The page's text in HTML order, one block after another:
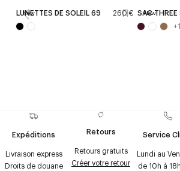
New
LUNETTES DE SOLEIL 69 260 € New
SAC THREE
+1
Expéditions
Livraison express
Droits de douane
Retours
Retours gratuits
Créer votre retour
Service
Lundi au
de 10h à